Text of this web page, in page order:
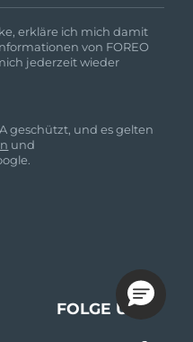
erkläre ich mich damit
von FOREO
jederzeit wieder
geschützt, und es gelten
und
FOLGE UNS